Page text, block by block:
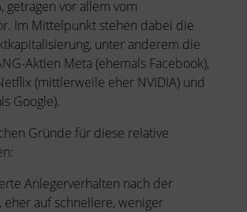
getragen vor allem vom
Im Mittelpunkt stehen dabei die
unter anderem die
Aktien Meta (ehemals Facebook),
(mittlerweile eher NVIDIA) und
Google).
Gründe für diese relative
Anlegerverhalten nach der
eher auf schnellere, weniger